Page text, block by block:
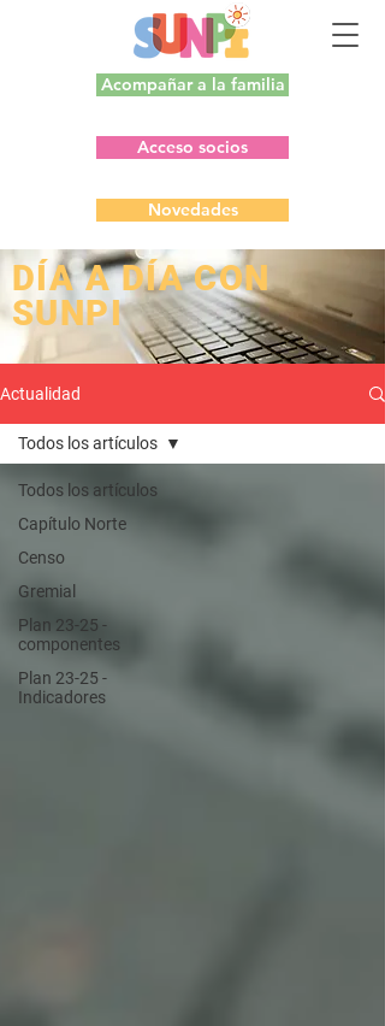
Acompañar a la familia
Acceso socios
Novedades
​DÍA A DÍA CON
SUNPI
Actualidad
Todos los artículos
Capítulo Norte
Censo
Gremial
Plan 23-25 -
componentes
Plan 23-25 -
Indicadores
Todos los artículos